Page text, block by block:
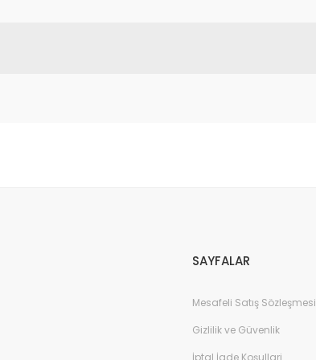
SAYFALAR
Mesafeli Satış Sözleşmesi
Gizlilik ve Güvenlik
İptal İade Koşullari